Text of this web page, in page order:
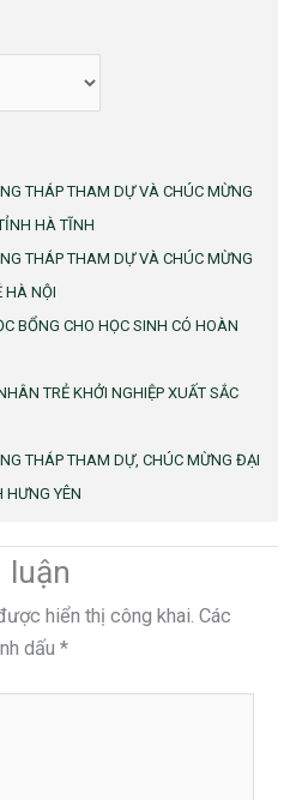
THÁP THAM DỰ VÀ CHÚC MỪNG
HÀ TĨNH
THÁP THAM DỰ VÀ CHÚC MỪNG
HÀ NỘI
BỔNG CHO HỌC SINH CÓ HOÀN
TRẺ KHỞI NGHIỆP XUẤT SẮC
THÁP THAM DỰ, CHÚC MỪNG ĐẠI
HƯNG YÊN
hiển thị công khai. Các
dấu *